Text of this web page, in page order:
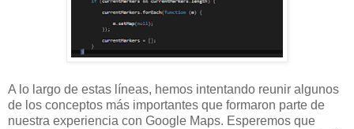
A lo largo de estas líneas, hemos intentando reunir algunos
de los conceptos más importantes que formaron parte de
nuestra experiencia con Google Maps. Esperemos que